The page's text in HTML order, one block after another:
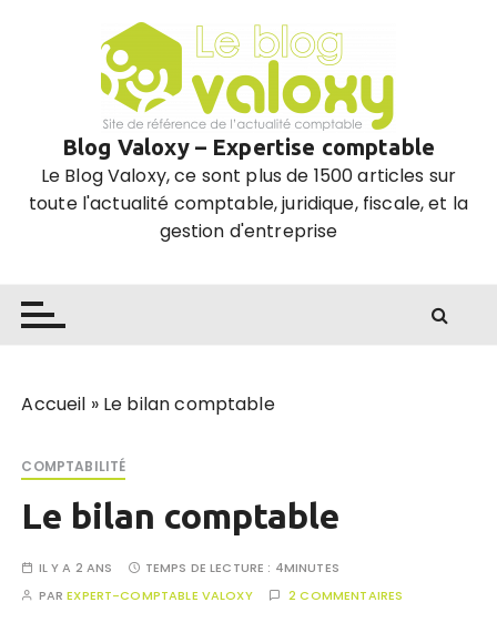
Blog Valoxy – Expertise comptable
Le Blog Valoxy, ce sont plus de 1500 articles sur
toute l'actualité comptable, juridique, fiscale, et la
gestion d'entreprise
Accueil » Le bilan comptable
COMPTABILITÉ
Le bilan comptable
IL Y A 2 ANS TEMPS DE LECTURE : 4MINUTES
PAREXPERT-COMPTABLE VALOXY 2 COMMENTAIRES